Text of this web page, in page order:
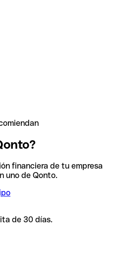
financiera de tu empresa
uno de Qonto.
de 30 días.